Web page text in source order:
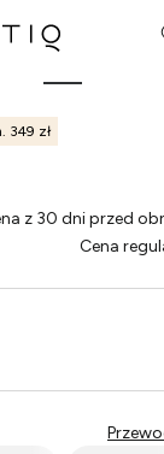
349 zł
z 30 dni przed
Cena